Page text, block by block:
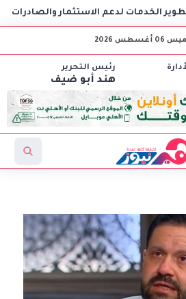
لدعم الاستثمار والصادرات
أغسطس 2026
رئيس التحرير
هند أبو ضيف